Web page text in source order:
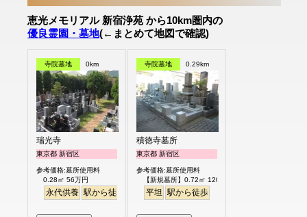
恵光メモリアル 新宿浄苑 から10km圏内の
優良霊園・墓地(←まとめて地図で確認)
寺院墓地 0km
瑞光寺
東京都 新宿区
参考価格:墓所使用料
0.28㎡ 56万円
永代供養 駅から徒歩
寺院墓地 0.29km
積徳寺墓所
東京都 新宿区
参考価格:墓所使用料
【新規墓所】0.72㎡ 120万円
平坦 駅から徒歩